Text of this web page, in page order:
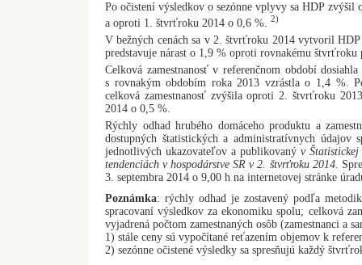
Po očistení výsledkov o sezónne vplyvy sa HDP
a oproti 1. štvrťroku 2014 o 0,6 %.
2)
V bežných cenách sa v 2. štvrťroku 2014 vytvoril
predstavuje nárast o 1,9 % oproti rovnakému štvrťroku
Celková zamestnanosť v referenčnom období
s rovnakým obdobím roka 2013 vzrástla o 1,4 %.
celková zamestnanosť zvýšila oproti 2. štvrťroku
2014 o 0,5 %.
Rýchly odhad hrubého domáceho produktu a
dostupných štatistických a administratívnych údajov
jednotlivých ukazovateľov a publikovaný v Štatistickej
tendenciách v hospodárstve SR v 2. štvrťroku 2014.
3. septembra 2014 o 9,00 h na internetovej stránke
Poznámka: rýchly odhad je zostavený podľa
spracovaní výsledkov za ekonomiku spolu; celková
vyjadrená počtom zamestnaných osôb (zamestnanci a
1) stále ceny sú vypočítané reťazením objemov k
2) sezónne očistené výsledky sa spresňujú každý